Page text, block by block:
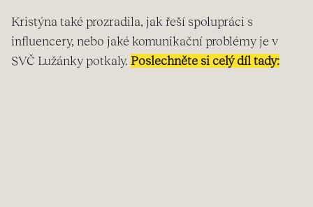
Kristýna také prozradila, jak řeší spolupráci s
influencery, nebo jaké komunikační problémy je v
SVČ Lužánky potkaly. Poslechněte si celý díl tady: